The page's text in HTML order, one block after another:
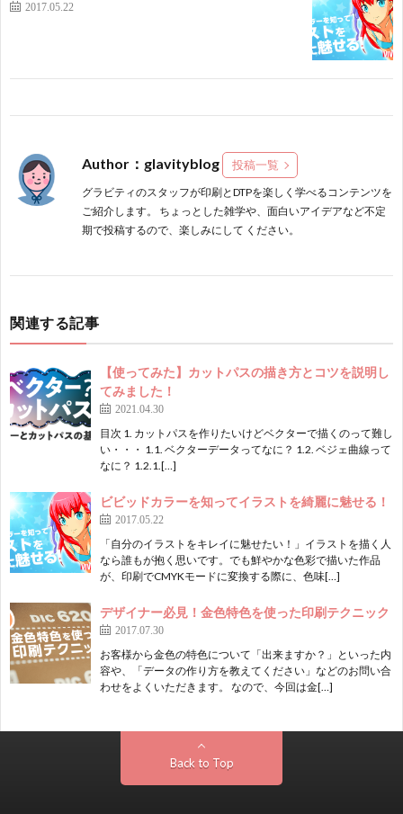
2017.05.22
Author：glavityblog 投稿一覧
グラビティのスタッフが印刷とDTPを楽しく学べるコンテンツを
ご紹介します。 ちょっとした雑学や、面白いアイデアなど不定
期で投稿するので、楽しみにして ください。
関連する記事
【使ってみた】カットパスの描き方とコツを説明し
てみました！
2021.04.30
目次 1. カットパスを作りたいけどベクターで描くのって難し
い・・・ 1.1. ベクターデータってなに？ 1.2. ベジェ曲線って
なに？ 1.2.1.[…]
ビビッドカラーを知ってイラストを綺麗に魅せる！
2017.05.22
「自分のイラストをキレイに魅せたい！」イラストを描く人
なら誰もが抱く思いです。でも鮮やかな色彩で描いた作品
が、印刷でCMYKモードに変換する際に、色味[…]
デザイナー必見！金色特色を使った印刷テクニック
2017.07.30
お客様から金色の特色について「出来ますか？」といった内
容や、「データの作り方を教えてください」などのお問い合
わせをよくいただきます。 なので、今回は金[…]
Back to Top